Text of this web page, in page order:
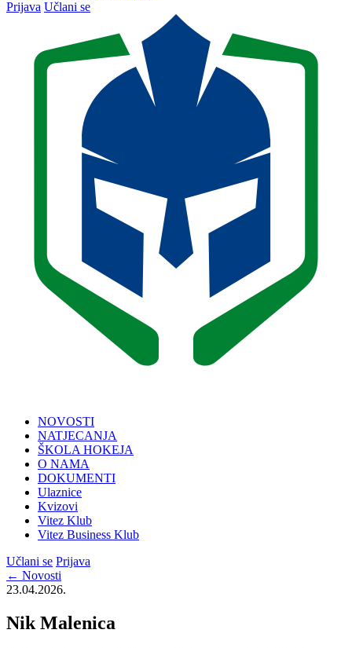
Prijava Učlani se
NOVOSTI
NATJECANJA
ŠKOLA HOKEJA
O NAMA
DOKUMENTI
Ulaznice
Kvizovi
Vitez Klub
Vitez Business Klub
Učlani se Prijava
← Novosti
23.04.2026.
Nik Malenica